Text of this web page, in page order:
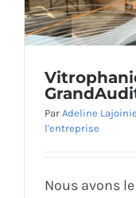
Par Adeline Lajoinie
l'entreprise
Nous avons